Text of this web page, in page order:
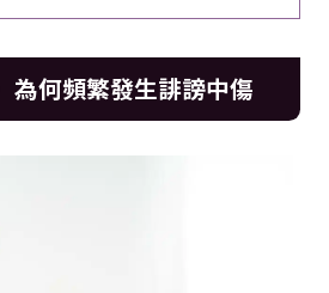
何頻繁發生誹謗中傷